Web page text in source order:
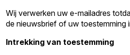
Wij verwerken uw e-mailadres
de nieuwsbrief of uw toestemming
Intrekking van toestemming